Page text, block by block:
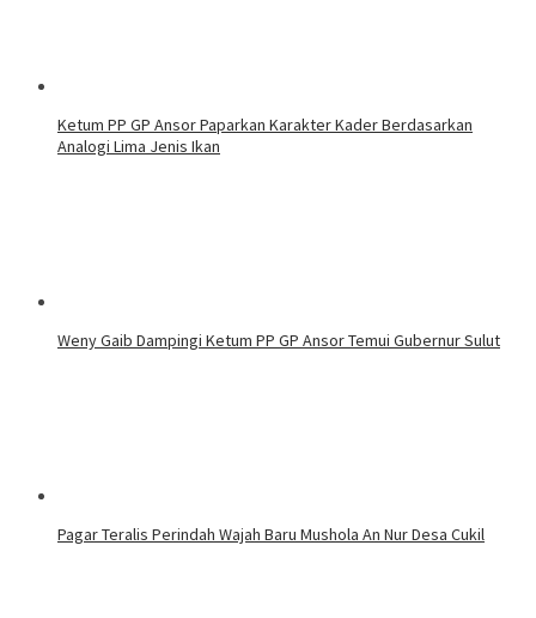
Ketum PP GP Ansor Paparkan Karakter Kader Berdasarkan
Analogi Lima Jenis Ikan
Weny Gaib Dampingi Ketum PP GP Ansor Temui Gubernur Sulut
Pagar Teralis Perindah Wajah Baru Mushola An Nur Desa Cukil